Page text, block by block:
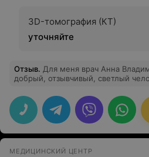
3D-томография (КТ)
уточняйте
Отзыв. Для меня врач Анна
добрый, отзывчивый, светлый
видела насколько она
только в Сити-клиник, но и в
больницы, насколько она любит
Владимировна, спасибо вам
помощь моей девочки, за
что я вас нашла❤️
МЕДИЦИНСКИЙ ЦЕНТР